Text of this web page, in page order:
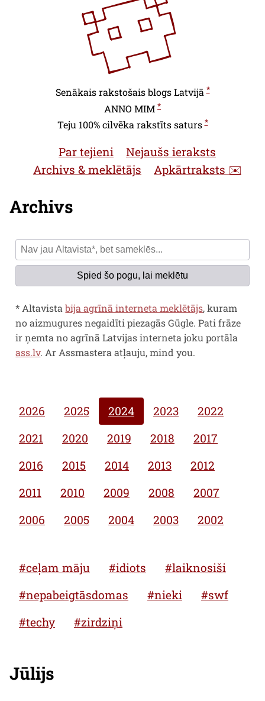
Senākais rakstošais blogs Latvijā*
ANNO MIM *
Teju 100% cilvēka rakstīts saturs*
Par tejieni
Nejaušs ieraksts
Archivs & meklētājs
Apkārtraksts ✉️
Archivs
Spied šo pogu, lai meklētu
*Altavista bija agrīnā interneta meklētājs, kuram
no aizmugures negaidīti piezagās Gūgle. Pati frāze
ir ņemta no agrīnā Latvijas interneta joku portāla
ass.lv. Ar Assmastera atļauju,mind you.
2026 2025 2024 2023
2022
2021
2020 2019 2018
2017
2016
2015 2014 2013
2012
2011
2010 2009 2008
2007
2006
2005 2004 2003 2002
#ceļam māju #idiots
#laiknosiši
#nepabeigtāsdomas
#nieki
#swf
#techy
#zirdziņi
Jūlijs